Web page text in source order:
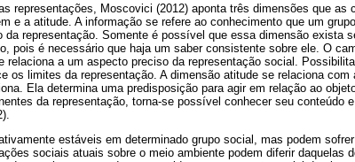
representações, Moscovici (2012) aponta três dimensões que as
e a atitude. A informação se refere ao conhecimento que um
da representação. Somente é possível que essa dimensão exista
pois é necessário que haja um saber consistente sobre ele. O
relaciona a um aspecto preciso da representação social.
os limites da representação. A dimensão atitude se relaciona com
Ela determina uma predisposição para agir em relação ao
da representação, torna-se possível conhecer seu conteúdo
estáveis em determinado grupo social, mas podem
sociais atuais sobre o meio ambiente podem diferir daquelas